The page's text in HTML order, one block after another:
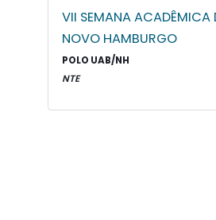
VII SEMANA ACADÊMICA
NOVO HAMBURGO
POLO UAB/NH
NTE